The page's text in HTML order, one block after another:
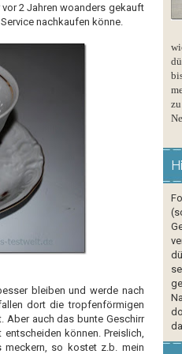
2 Jahren woanders gekauft
nachkaufen könne.
bleiben und werde nach
dort die tropfenförmigen
Aber auch das bunte Geschirr
können. Preislich,
so kostet z.b. mein